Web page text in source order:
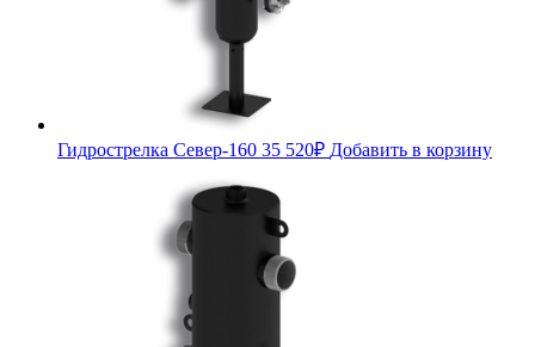
Гидрострелка Север-160 35 520₽ Добавить в корзину